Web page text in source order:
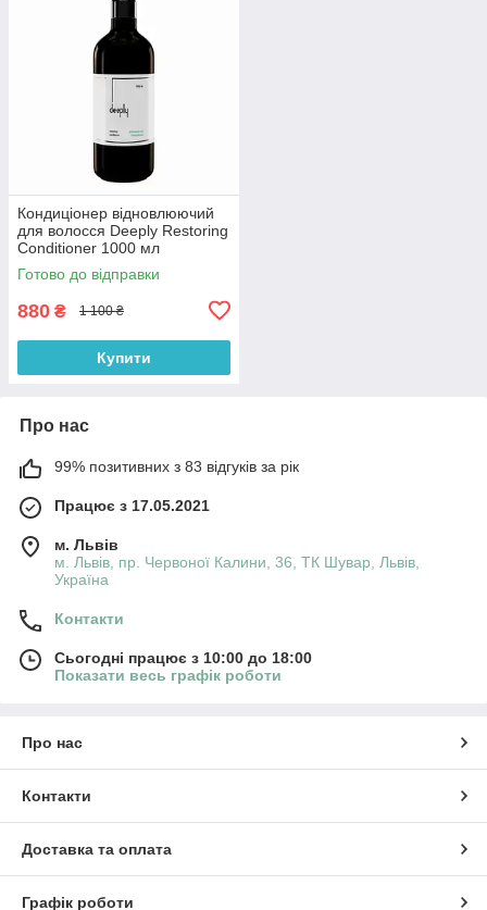
Кондиціонер відновлюючий
для волосся Deeply Restoring
Conditioner 1000 мл
Готово до відправки
880 ₴ 1 100 ₴
Купити
Про нас
99% позитивних з 83 відгуків за рік
Працює з 17.05.2021
м. Львів
м. Львів, пр. Червоної Калини, 36, ТК Шувар, Львів,
Україна
Контакти
Сьогодні працює з 10:00 до 18:00
Показати весь графік роботи
Про нас
Контакти
Доставка та оплата
Графік роботи